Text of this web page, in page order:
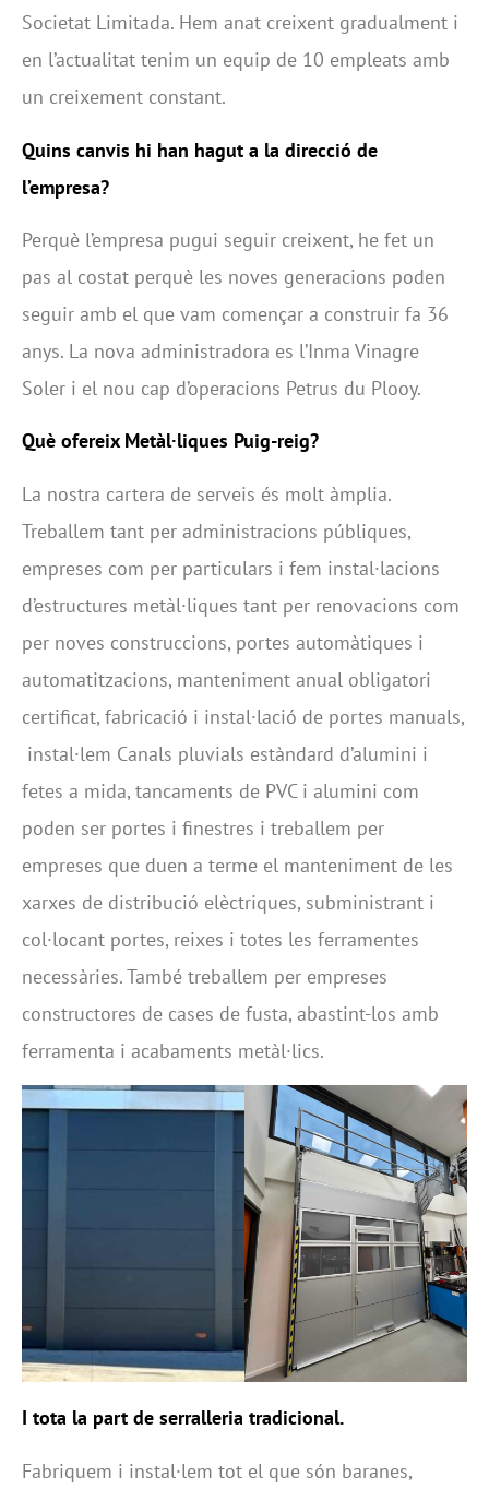
Societat Limitada. Hem anat creixent gradualment i
en l’actualitat tenim un equip de 10 empleats amb
un creixement constant.
Quins canvis hi han hagut a la direcció de
l’empresa?
Perquè l’empresa pugui seguir creixent, he fet un
pas al costat perquè les noves generacions poden
seguir amb el que vam començar a construir fa 36
anys. La nova administradora es l’Inma Vinagre
Soler i el nou cap d’operacions Petrus du Plooy.
Què ofereix Metàl·liques Puig-reig?
La nostra cartera de serveis és molt àmplia.
Treballem tant per administracions públiques,
empreses com per particulars i fem instal·lacions
d’estructures metàl·liques tant per renovacions com
per noves construccions, portes automàtiques i
automatitzacions, manteniment anual obligatori
certificat, fabricació i instal·lació de portes manuals,
instal·lem Canals pluvials estàndard d’alumini i
fetes a mida, tancaments de PVC i alumini com
poden ser portes i finestres i treballem per
empreses que duen a terme el manteniment de les
xarxes de distribució elèctriques, subministrant i
col·locant portes, reixes i totes les ferramentes
necessàries. També treballem per empreses
constructores de cases de fusta, abastint-los amb
ferramenta i acabaments metàl·lics.
I tota la part de serralleria tradicional.
Fabriquem i instal·lem tot el que són baranes,